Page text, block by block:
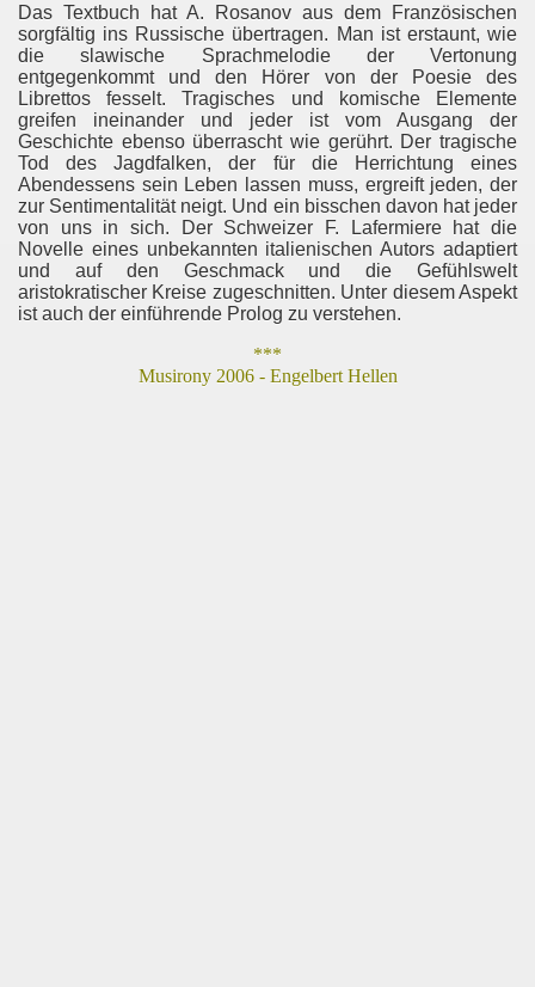
Das Textbuch hat A. Rosanov aus dem Französischen
sorgfältig ins Russische übertragen. Man ist erstaunt, wie
die slawische Sprachmelodie der Vertonung
entgegenkommt und den Hörer von der Poesie des
Librettos fesselt. Tragisches und komische Elemente
greifen ineinander und jeder ist vom Ausgang der
Geschichte ebenso überrascht wie gerührt. Der tragische
Tod des Jagdfalken, der für die Herrichtung eines
Abendessens sein Leben lassen muss, ergreift jeden, der
zur Sentimentalität neigt. Und ein bisschen davon hat jeder
von uns in sich. Der Schweizer F. Lafermiere hat die
Novelle eines unbekannten italienischen Autors adaptiert
und auf den Geschmack und die Gefühlswelt
aristokratischer Kreise zugeschnitten. Unter diesem Aspekt
ist auch der einführende Prolog zu verstehen.
***
Musirony 2006 - Engelbert Hellen